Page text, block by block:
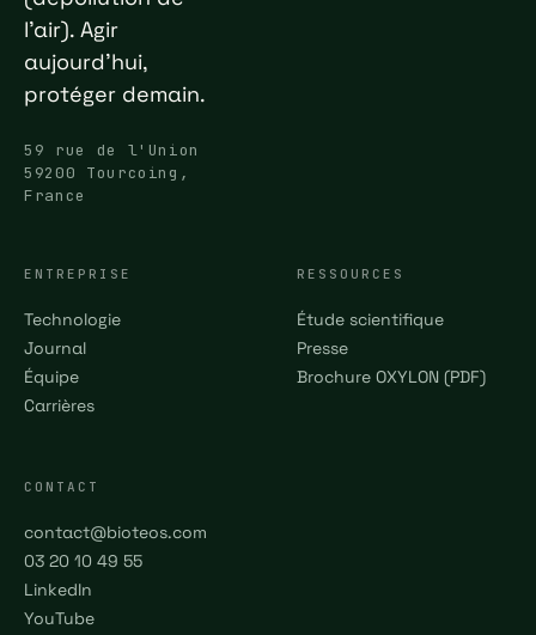
l'air). Agir
aujourd'hui,
protéger demain.
59 rue de l'Union
59200 Tourcoing,
France
ENTREPRISE
Technologie
Journal
Équipe
Carrières
RESSOURCES
Étude scientifique
Presse
Brochure OXYLON (PDF)
CONTACT
contact@bioteos.com
03 20 10 49 55
LinkedIn
YouTube